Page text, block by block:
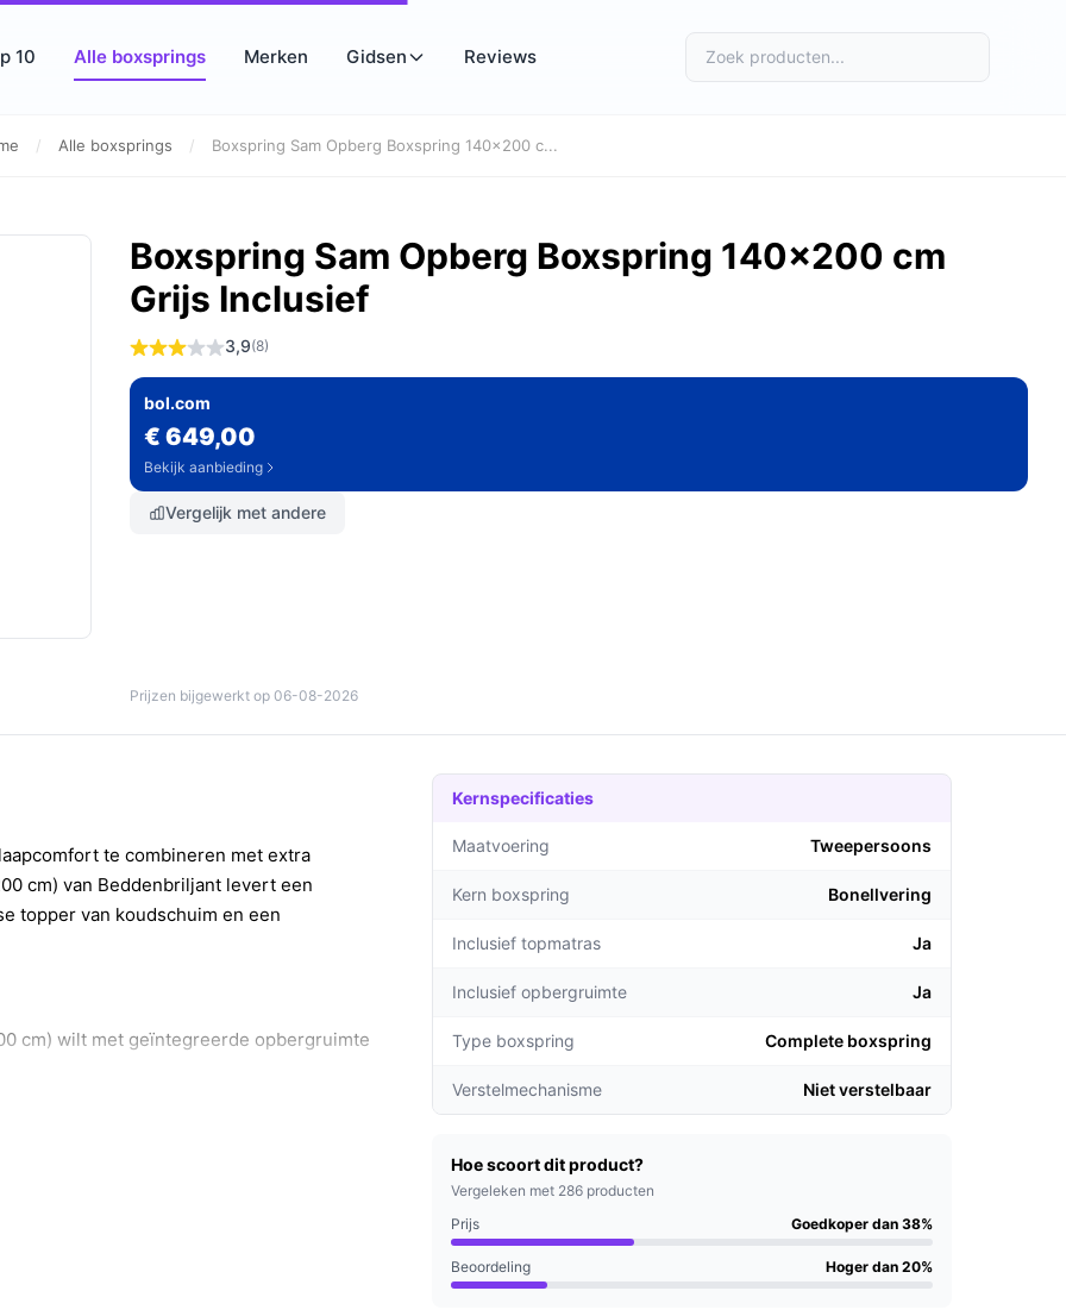
10 Alle boxsprings Merken Gidsen Reviews
/ Alle boxsprings / Boxspring Sam Opberg Boxspring 140x200 c...
Boxspring Sam Opberg Boxspring 140x200 cm
Grijs Inclusief
3,9(8)
bol.com
€ 649,00
Bekijk aanbieding
Vergelijk met andere
Prijzen bijgewerkt op 06-08-2026
te combineren met extra
cm) van Beddenbriljant levert een
topper van koudschuim en een
cm) wilt met geïntegreerde opbergruimte
Kernspecificaties
Maatvoering Tweepersoons
Kern boxspring Bonellvering
Inclusief topmatras Ja
Inclusief opbergruimte Ja
Type boxspring Complete boxspring
Verstelmechanisme Niet verstelbaar
Hoe scoort dit product?
Vergeleken met 286 producten
Prijs
Goedkoper dan 38%
Beoordeling Hoger dan 20%